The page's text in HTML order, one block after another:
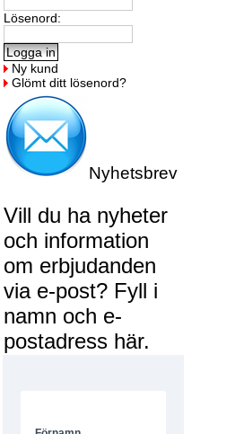
Lösenord:
Ny kund
Glömt ditt lösenord?
Nyhetsbrev
Vill du ha nyheter
och information
om erbjudanden
via e-post? Fyll i
namn och e-
postadress här.